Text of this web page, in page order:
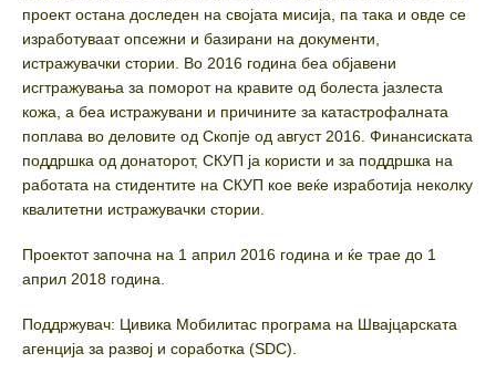
проект остана доследен на својата мисија, па така и овде се
изработуваат опсежни и базирани на документи,
истражувачки стории. Во 2016 година беа објавени
исгтражувања за поморот на кравите од болеста јазлеста
кожа, а беа истражувани и причините за катастрофалната
поплава во деловите од Скопје од август 2016. Финансиската
поддршка од донаторот, СКУП ја користи и за поддршка на
работата на стидентите на СКУП кое веќе изработија неколку
квалитетни истражувачки стории.
Проектот започна на 1 април 2016 година и ќе трае до 1
април 2018 година.
Поддржувач: Цивика Мобилитас програма на Швајцарската
агенција за развој и соработка (SDC).